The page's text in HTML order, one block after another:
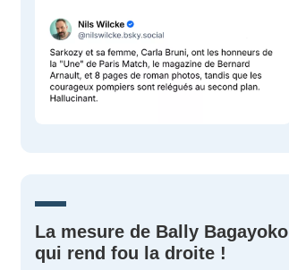
La mesure de Bally Bagayoko
qui rend fou la droite !
Ma propre
sélection